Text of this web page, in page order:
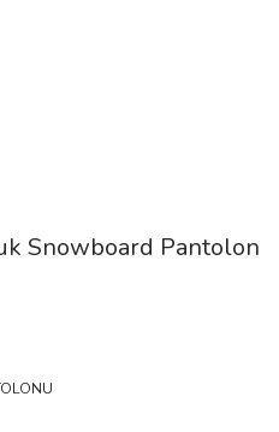
Snowboard Pantolon